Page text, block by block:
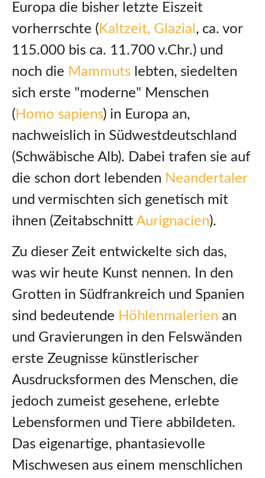
Europa die bisher letzte Eiszeit
vorherrschte ( Kaltzeit, Glazial , ca. vor
115.000 bis ca. 11.700 v.Chr.) und
noch die Mammuts lebten, siedelten
sich erste "moderne" Menschen
( Homo sapiens) in Europa an,
nachweislich in Südwestdeutschland
(Schwäbische Alb). Dabei trafen sie auf
die schon dort lebenden Neandertaler
und vermischten sich genetisch mit
ihnen (Zeitabschnitt Aurignacien).
Zu dieser Zeit entwickelte sich das,
was wir heute Kunst nennen. In den
Grotten in Südfrankreich und Spanien
sind bedeutende Höhlenmalerien an
und Gravierungen in den Felswänden
erste Zeugnisse künstlerischer
Ausdrucksformen des Menschen, die
jedoch zumeist gesehene, erlebte
Lebensformen und Tiere abbildeten.
Das eigenartige, phantasievolle
Mischwesen aus einem menschlichen